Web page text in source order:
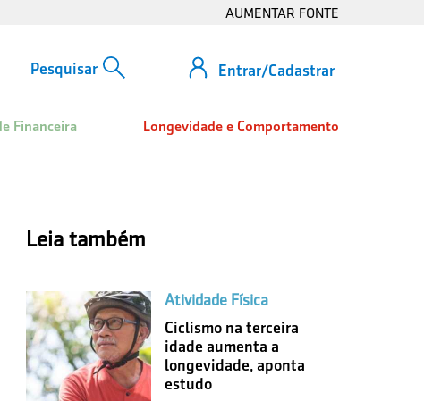
AUMENTAR FONTE
Entrar/Cadastrar
Financeira Longevidade e Comportamento
Leia também
Atividade Física
Ciclismo na terceira
idade aumenta a
longevidade, aponta
estudo